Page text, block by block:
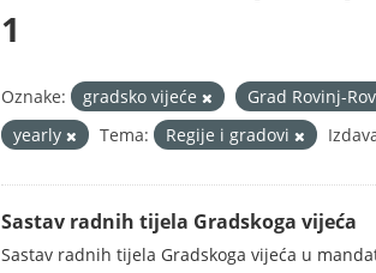
1
Oznake: gradsko vijeće Grad Rovinj-
yearly
Tema: Regije i gradovi
Sastav radnih tijela Gradskoga vijeća
Sastav radnih tijela Gradskoga vijeća u